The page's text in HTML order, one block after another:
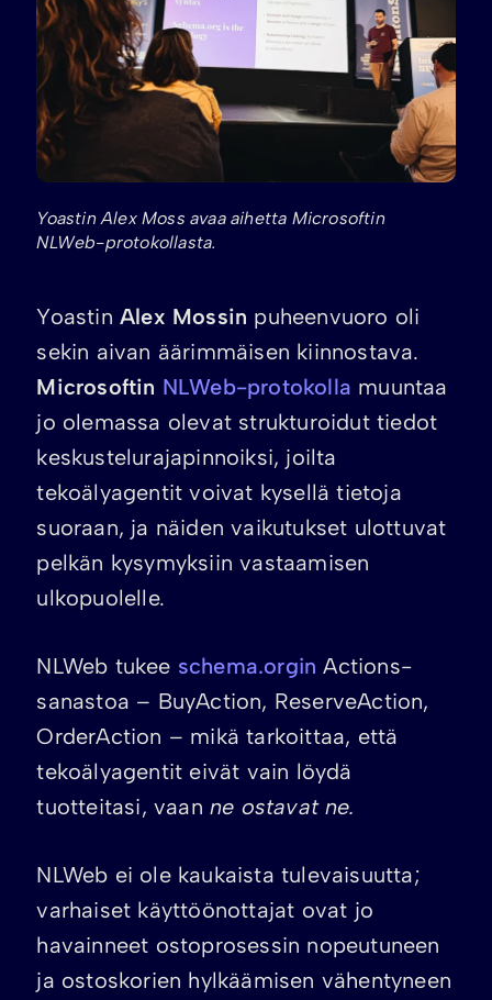
Yoastin Alex Moss avaa aihetta Microsoftin
NLWeb-protokollasta.
Yoastin Alex Mossin puheenvuoro oli
sekin aivan äärimmäisen kiinnostava.
Microsoftin NLWeb-protokolla muuntaa
jo olemassa olevat strukturoidut tiedot
keskustelurajapinnoiksi, joilta
tekoälyagentit voivat kysellä tietoja
suoraan, ja näiden vaikutukset ulottuvat
pelkän kysymyksiin vastaamisen
ulkopuolelle.
NLWeb tukee schema.orgin Actions-
sanastoa – BuyAction, ReserveAction,
OrderAction – mikä tarkoittaa, että
tekoälyagentit eivät vain löydä
tuotteitasi, vaan ne ostavat ne.
NLWeb ei ole kaukaista tulevaisuutta;
varhaiset käyttöönottajat ovat jo
havainneet ostoprosessin nopeutuneen
ja ostoskorien hylkäämisen vähentyneen